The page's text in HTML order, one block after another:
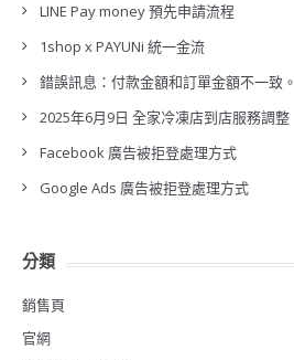
LINE Pay money 預先申請流程
1shop x PAYUNi 統一金流
錯誤訊息：付款金額和訂單金額不一致。
2025年6月9日 全家冷凍店到店服務調整
Facebook 廣告被拒登處理方式
Google Ads 廣告被拒登處理方式
分類
銷售頁
官網